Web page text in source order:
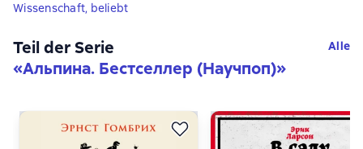
Wissenschaft, beliebt
Teil der Serie
«Альпина. Бестселлер (Научпоп)»
Alle